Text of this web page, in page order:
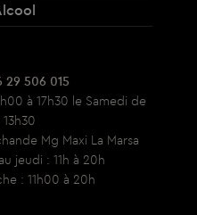
29 506 015
à 17h30 le Samedi de
Mg Maxi La Marsa
jeudi : 11h à 20h
: 11h00 à 20h